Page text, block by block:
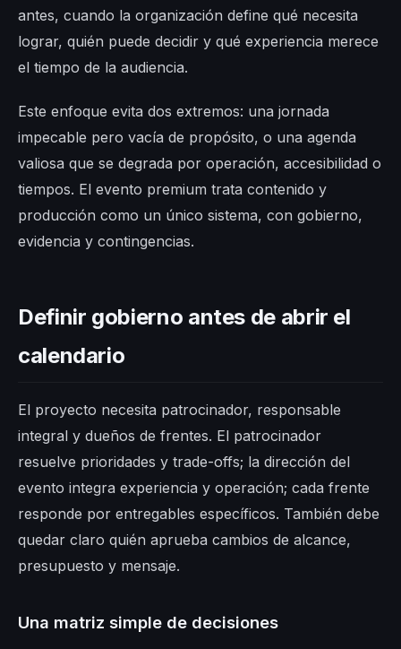
antes, cuando la organización define qué necesita
lograr, quién puede decidir y qué experiencia merece
el tiempo de la audiencia.
Este enfoque evita dos extremos: una jornada
impecable pero vacía de propósito, o una agenda
valiosa que se degrada por operación, accesibilidad o
tiempos. El evento premium trata contenido y
producción como un único sistema, con gobierno,
evidencia y contingencias.
Definir gobierno antes de abrir el
calendario
El proyecto necesita patrocinador, responsable
integral y dueños de frentes. El patrocinador
resuelve prioridades y trade-offs; la dirección del
evento integra experiencia y operación; cada frente
responde por entregables específicos. También debe
quedar claro quién aprueba cambios de alcance,
presupuesto y mensaje.
Una matriz simple de decisiones